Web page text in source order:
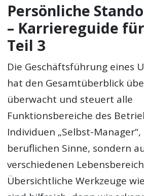
Persönliche
– Karriereguide
Teil 3
Die Geschäftsführung eines
hat den Gesamtüberblick
überwacht und steuert alle
Funktionsbereiche des
Individuen „Selbst-
beruflichen Sinne, sondern
verschiedenen
Übersichtliche Werkzeuge